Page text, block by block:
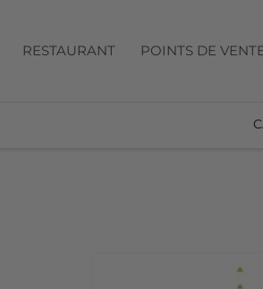
RESTAURANT POINTS DE